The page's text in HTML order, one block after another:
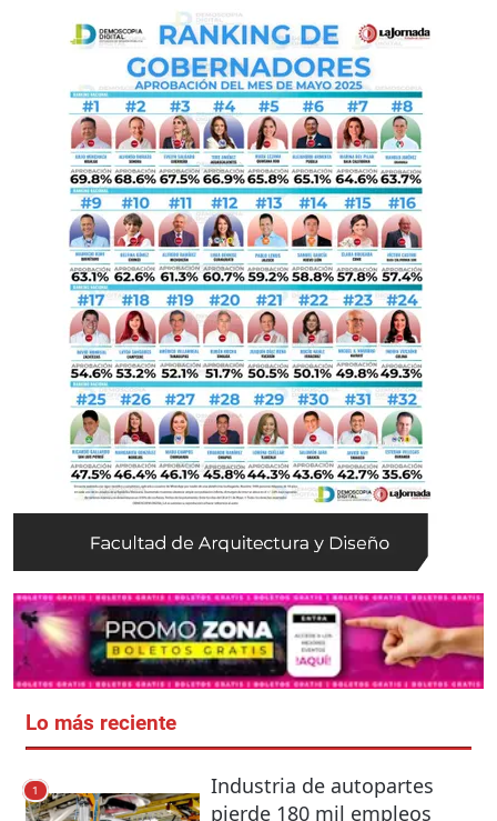
Lo más reciente
1
Industria de autopartes
pierde 180 mil empleos